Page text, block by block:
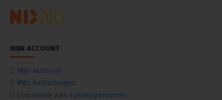
MIJN ACCOUNT
Mijn account
Mijn bestellingen
Commissie aan tussenpersonen